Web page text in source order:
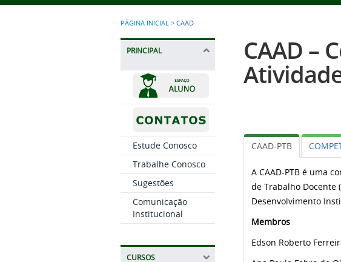
PÁGINA INICIAL > CAAD
PRINCIPAL
Estude Conosco
Trabalhe Conosco
Sugestões
Comunicação
Institucional
CURSOS
CAAD –
CAAD-PTB
A CAAD-PTB é uma
de Trabalho Docente
Desenvolvimento
Membros
Edson Roberto